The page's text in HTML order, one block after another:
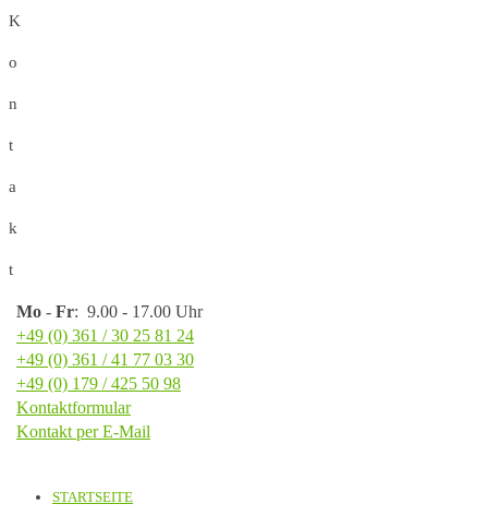
K
o
n
t
a
k
t
Mo - Fr: 9.00 - 17.00 Uhr
+49 (0) 361 / 30 25 81 24
+49 (0) 361 / 41 77 03 30
+49 (0) 179 / 425 50 98
Kontaktformular
Kontakt per E-Mail
STARTSEITE